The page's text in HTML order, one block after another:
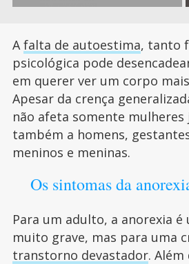
Afalta de autoestima, tanto
psicológica pode
em querer ver um corpo
Apesar da crença
não afeta somente mulheres
também a homens,
meninos e meninas.
Os sintomas da
Para um adulto, a anorexia é
muito grave, mas para uma
transtorno devastador.